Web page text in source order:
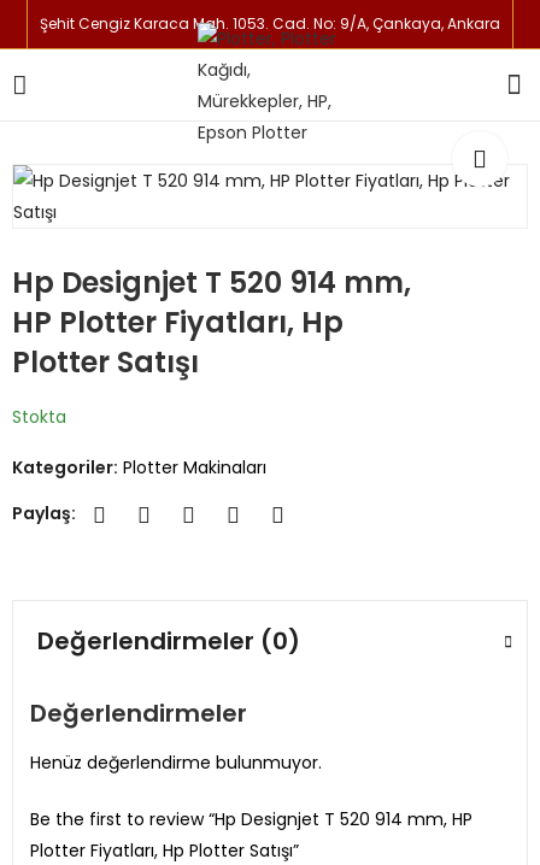
Şehit Cengiz Karaca Mah. 1053. Cad. No: 9/A, Çankaya, Ankara
Hp Designjet T 520 914 mm,
HP Plotter Fiyatları, Hp
Plotter Satışı
Stokta
Kategoriler: Plotter Makinaları
Paylaş:
Değerlendirmeler (0)
Değerlendirmeler
Henüz değerlendirme bulunmuyor.
Be the first to review “Hp Designjet T 520 914 mm, HP
Plotter Fiyatları, Hp Plotter Satışı”